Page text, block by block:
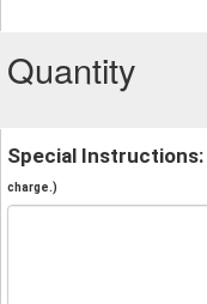
Quantity
Special Instructions:
charge.)